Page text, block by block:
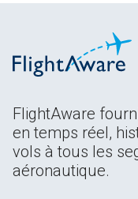
FlightAware
en temps réel,
vols à tous les
aéronautique.